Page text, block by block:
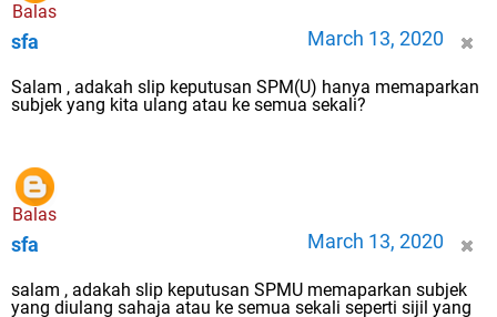
Balas
sfa March 13, 2020
Salam , adakah slip keputusan SPM(U) hanya memaparkan
subjek yang kita ulang atau ke semua sekali?
Balas
sfa March 13, 2020
salam , adakah slip keputusan SPMU memaparkan subjek
yang diulang sahaja atau ke semua sekali seperti sijil yang